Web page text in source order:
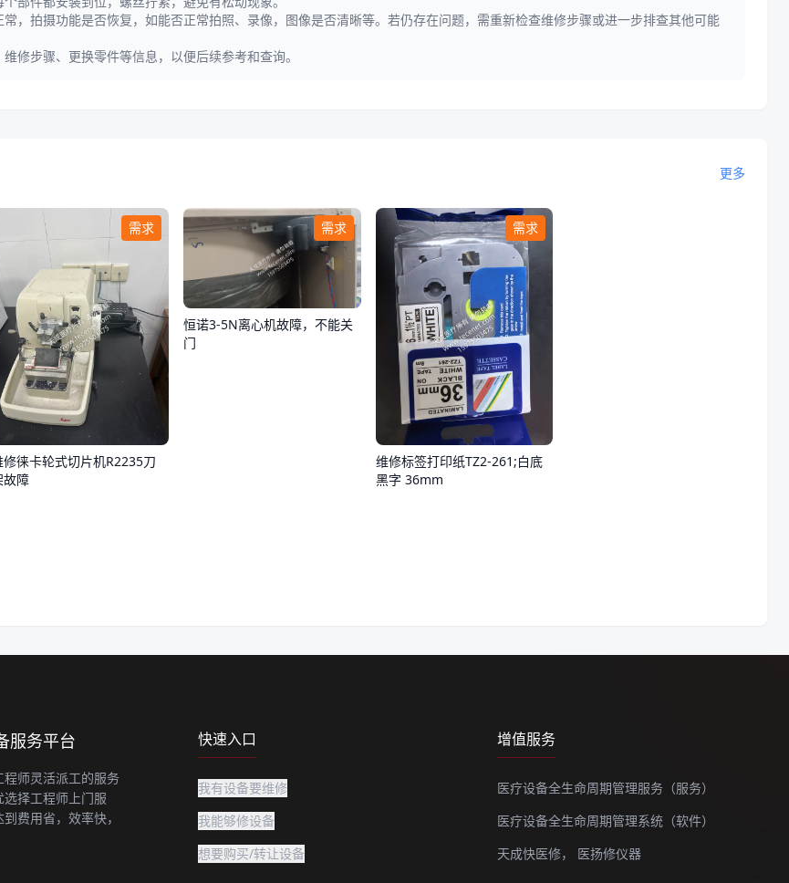
，拍摄功能是否恢复，如能否正常拍照、录像，图像是否清晰等。若仍存在问题，需重新检查维修步骤或进一步排查其他可能
修步骤、更换零件等信息，以便后续参考和查询。
更多
需求
修徕卡轮式切片机R2235刀
故障
需求
恒诺3-5N离心机故障，不能关
门
需求
维修标签打印纸TZ2-261;白底
黑字 36mm
服务平台
师灵活派工的服务
择工程师上门服
费用省，效率快，
快速入口
我有设备要维修
我能够修设备
想要购买/转让设备
增值服务
医疗设备全生命周期管理服务（服务）
医疗设备全生命周期管理系统（软件）
天成快医修，
医扬修仪器